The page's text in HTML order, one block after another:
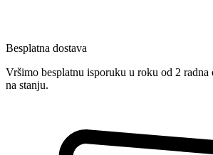
Besplatna dostava
Vršimo besplatnu isporuku u roku od 2 radna
na stanju.